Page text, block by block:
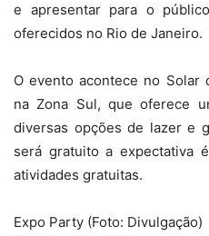
e apresentar para o
oferecidos no Rio de Janeiro.
O evento acontece no Solar
na Zona Sul, que oferece
diversas opções de lazer e
será gratuito a expectativa
atividades gratuitas.
Expo Party (Foto: Divulgação)